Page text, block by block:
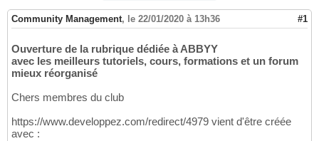
Community Management, le 22/01/2020 à 13h36 #1
Ouverture de la rubrique dédiée à ABBYY
avec les meilleurs tutoriels, cours, formations et un forum
mieux réorganisé
Chers membres du club
https://www.developpez.com/redirect/4979 vient d'être créée
avec :